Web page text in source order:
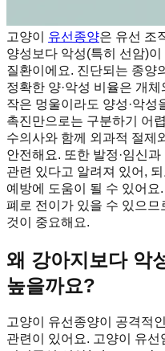
고양이 유선종양은 유선 조
양성보다 악성(특히 선암)
질환이에요. 진단되는 종양
정확한 양·악성 비율은 개
작은 멍울이라도 양성·악성
촉진만으로는 구분하기 어
수의사와 함께 외과적 절제
안전해요. 또한 발정·임신
관련 있다고 알려져 있어,
예방에 도움이 될 수 있어
폐로 전이가 있을 수 있으
것이 중요해요.
왜 강아지보다 악
높을까요?
고양이 유선종양이 공격적
관련이 있어요. 고양이 유선